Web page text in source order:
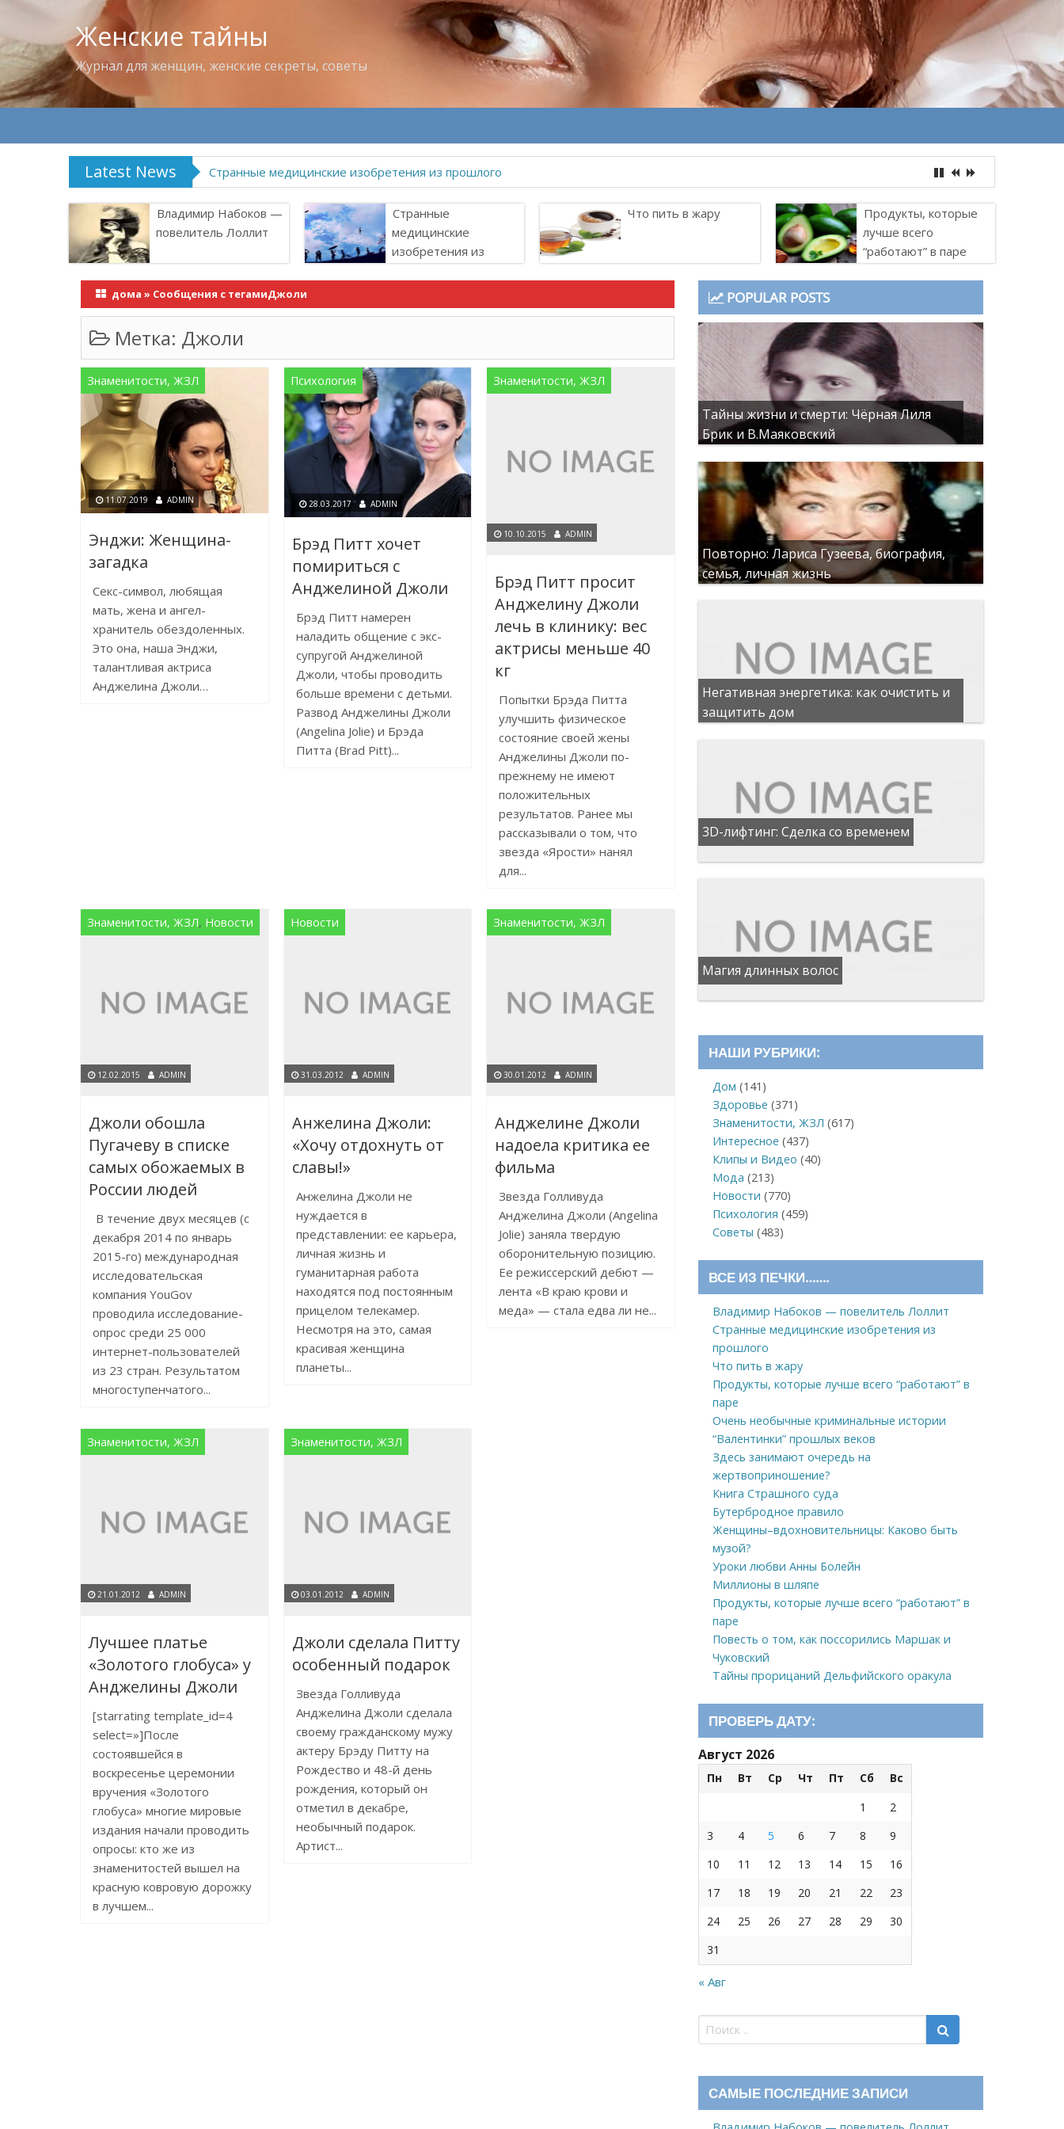
Женские тайны
Журнал для женщин, женские секреты, советы
Latest News Странные медицинские изобретения из прошлого
Владимир Набоков —
повелитель Лоллит
Странные
медицинские
изобретения из
Что пить в жару
Продукты, которые
лучше всего
“работают” в паре
дома » Сообщения с тегамиДжоли
Метка: Джоли
Знаменитости, ЖЗЛ
11.07.2019 ADMIN
Энджи: Женщина-
загадка
Секс-символ, любящая
мать, жена и ангел-
хранитель обездоленных.
Это она, наша Энджи,
талантливая актриса
Анджелина Джоли…
Психология
28.03.2017 ADMIN
Брэд Питт хочет
помириться с
Анджелиной Джоли
Брэд Питт намерен
наладить общение с экс-
супругой Анджелиной
Джоли, чтобы проводить
больше времени с детьми.
Развод Анджелины Джоли
(Angelina Jolie) и Брэда
Питта (Brad Pitt)...
Знаменитости, ЖЗЛ
10.10.2015 ADMIN
Брэд Питт просит
Анджелину Джоли
лечь в клинику: вес
актрисы меньше 40
кг
Попытки Брэда Питта
улучшить физическое
состояние своей жены
Анджелины Джоли по-
прежнему не имеют
положительных
результатов. Ранее мы
рассказывали о том, что
звезда «Ярости» нанял
для...
Знаменитости, ЖЗЛ, Новости
12.02.2015 ADMIN
Джоли обошла
Пугачеву в списке
самых обожаемых в
России людей
В течение двух месяцев (с
декабря 2014 по январь
2015-го) международная
исследовательская
компания YouGov
проводила исследование-
опрос среди 25 000
интернет-пользователей
из 23 стран. Результатом
многоступенчатого...
Новости
31.03.2012 ADMIN
Анжелина Джоли:
«Хочу отдохнуть от
славы!»
Анжелина Джоли не
нуждается в
представлении: ее карьера,
личная жизнь и
гуманитарная работа
находятся под постоянным
прицелом телекамер.
Несмотря на это, самая
красивая женщина
планеты...
Знаменитости, ЖЗЛ
30.01.2012 ADMIN
Анджелине Джоли
надоела критика ее
фильма
Звезда Голливуда
Анджелина Джоли (Angelina
Jolie) заняла твердую
оборонительную позицию.
Ее режиссерский дебют —
лента «В краю крови и
меда» — стала едва ли не...
Знаменитости, ЖЗЛ
21.01.2012 ADMIN
Лучшее платье
«Золотого глобуса» у
Анджелины Джоли
[starrating template_id=4
select=»]После
состоявшейся в
воскресенье церемонии
вручения «Золотого
глобуса» многие мировые
издания начали проводить
опросы: кто же из
знаменитостей вышел на
красную ковровую дорожку
в лучшем...
Знаменитости, ЖЗЛ
03.01.2012 ADMIN
Джоли сделала Питту
особенный подарок
Звезда Голливуда
Анджелина Джоли сделала
своему гражданскому мужу
актеру Брэду Питту на
Рождество и 48-й день
рождения, который он
отметил в декабре,
необычный подарок.
Артист...
POPULAR POSTS
Тайны жизни и смерти: Чёрная Лиля
Брик и В.Маяковский
Повторно: Лариса Гузеева, биография,
семья, личная жизнь
Негативная энергетика: как очистить и
защитить дом
3D-лифтинг: Сделка со временем
Магия длинных волос
НАШИ РУБРИКИ:
Дом (141)
Здоровье (371)
Знаменитости, ЖЗЛ (617)
Интересное (437)
Клипы и Видео (40)
Мода (213)
Новости (770)
Психология (459)
Советы (483)
ВСЕ ИЗ ПЕЧКИ…….
Владимир Набоков — повелитель Лоллит
Странные медицинские изобретения из
прошлого
Что пить в жару
Продукты, которые лучше всего “работают” в
паре
Очень необычные криминальные истории
“Валентинки” прошлых веков
Здесь занимают очередь на
жертвоприношение?
Книга Страшного суда
Бутербродное правило
Женщины–вдохновительницы: Каково быть
музой?
Уроки любви Анны Болейн
Миллионы в шляпе
Продукты, которые лучше всего “работают” в
паре
Повесть о том, как поссорились Маршак и
Чуковский
Тайны прорицаний Дельфийского оракула
ПРОВЕРЬ ДАТУ:
Август 2026
Пн Вт Ср Чт Пт Сб
Вс
1
2
3
4 5 6 7 8
9
10
11 12 13 14 15
16
17
18 19 20 21 22
23
24
25 26 27 28 29
30
31
« Авг
САМЫЕ ПОСЛЕДНИЕ ЗАПИСИ